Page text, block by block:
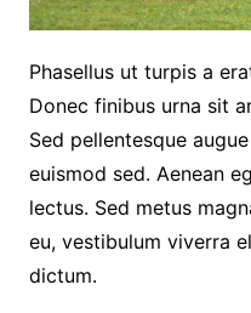
Phasellus ut turpis a
Donec finibus urna sit
Sed pellentesque
euismod sed. Aenean
lectus. Sed metus
eu, vestibulum viverra
dictum.